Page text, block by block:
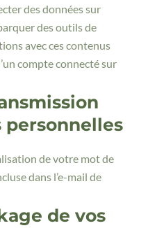
des données sur
des outils de
avec ces contenus
compte connecté sur
personnelles
de votre mot de
dans l’e-mail de
de vos